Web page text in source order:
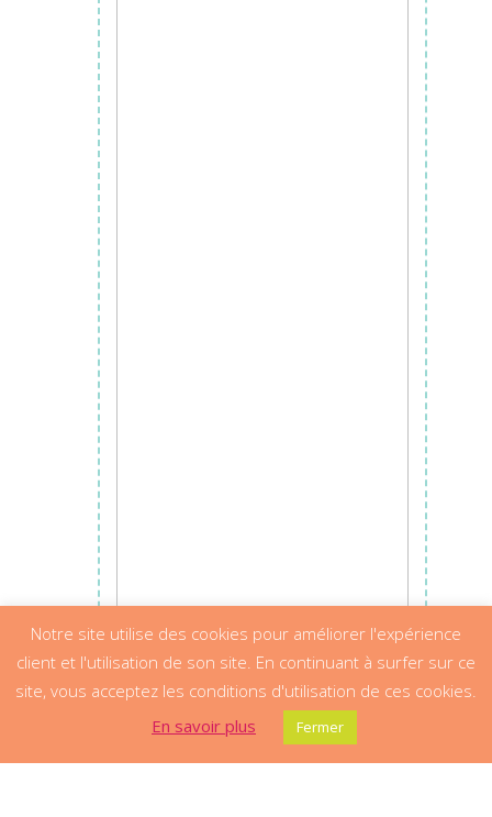
Notre site utilise des cookies pour améliorer l'expérience
client et l'utilisation de son site. En continuant à surfer sur ce
site, vous acceptez les conditions d'utilisation de ces cookies.
En savoir plus
Fermer